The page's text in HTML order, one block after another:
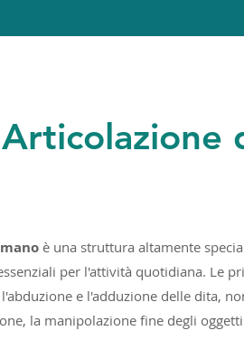
Articolazione
è una struttura altamente
per l'attività quotidiana. Le
e l'adduzione delle dita,
la manipolazione fine degli